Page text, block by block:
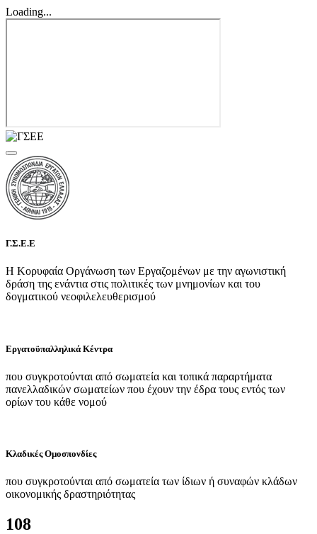
Loading...
Γ.Σ.Ε.Ε
Η Κορυφαία Οργάνωση των Εργαζομένων με την αγωνιστική
δράση της ενάντια στις πολιτικές των μνημονίων και του
δογματικού νεοφιλελευθερισμού
Εργατοϋπαλληλικά Κέντρα
που συγκροτούνται από σωματεία και τοπικά παραρτήματα
πανελλαδικών σωματείων που έχουν την έδρα τους εντός των
ορίων του κάθε νομού
Κλαδικές Ομοσπονδίες
που συγκροτούνται από σωματεία των ίδιων ή συναφών κλάδων
οικονομικής δραστηριότητας
108